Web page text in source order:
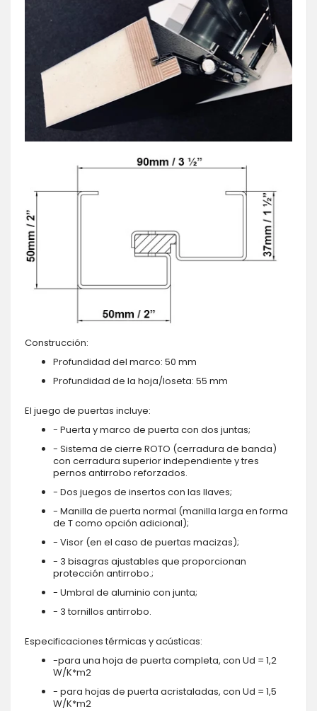
Construcción:
Profundidad del marco: 50 mm
Profundidad de la hoja/loseta: 55 mm
El juego de puertas incluye:
- Puerta y marco de puerta con dos juntas;
- Sistema de cierre ROTO (cerradura de banda)
con cerradura superior independiente y tres
pernos antirrobo reforzados.
- Dos juegos de insertos con las llaves;
- Manilla de puerta normal (manilla larga en forma
de T como opción adicional);
- Visor (en el caso de puertas macizas);
- 3 bisagras ajustables que proporcionan
protección antirrobo.;
- Umbral de aluminio con junta;
- 3 tornillos antirrobo.
Especificaciones térmicas y acústicas:
-para una hoja de puerta completa, con Ud = 1,2
W/K*m2
- para hojas de puerta acristaladas, con Ud = 1,5
W/K*m2